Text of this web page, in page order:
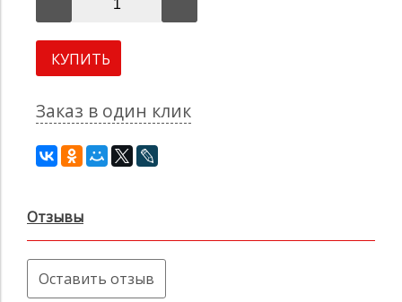
КУПИТЬ
Заказ в один клик
Отзывы
Оставить отзыв